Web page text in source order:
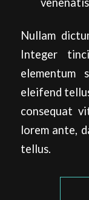
Nullam
Integer
elementum
eleifend
consequat
lorem ante,
tellus.